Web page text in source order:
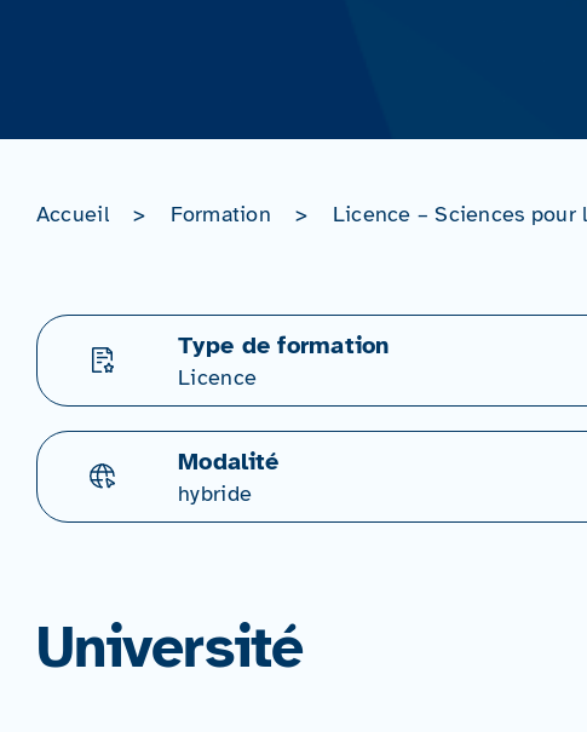
Accueil > Formation > Licence – Sciences pour
Type de formation
Licence
Modalité
hybride
Université